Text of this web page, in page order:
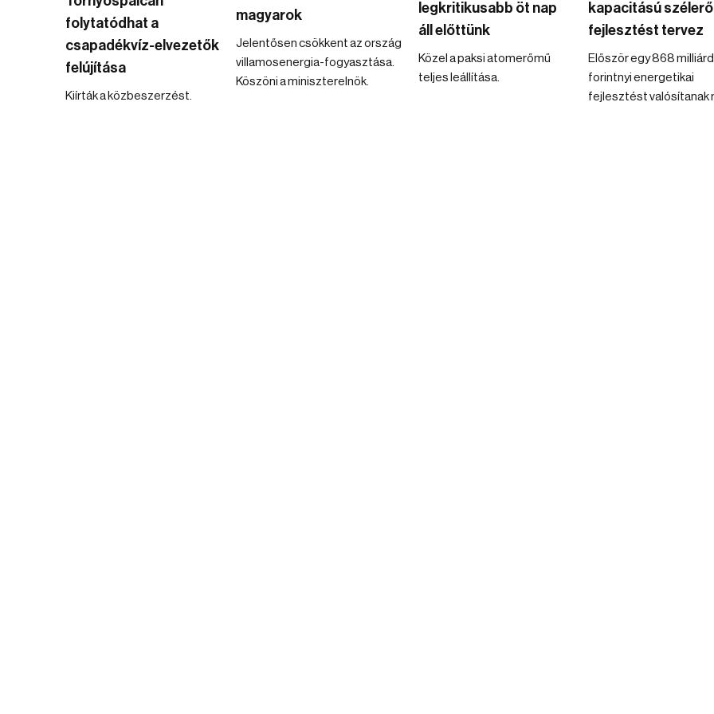
folytatódhat a
csapadékvíz-elvezetők
felújítása
Kiírták a közbeszerzést.
magyarok
Jelentősen csökkent az ország
villamosenergia-fogyasztása.
Köszöni a miniszterelnök.
legkritikusabb öt nap
áll előttünk
Közel a paksi atomerőmű
teljes leállítása.
kapacitású
fejlesztést tervez
Először egy 868 milliárd
forintnyi energetikai
fejlesztést valósítanak